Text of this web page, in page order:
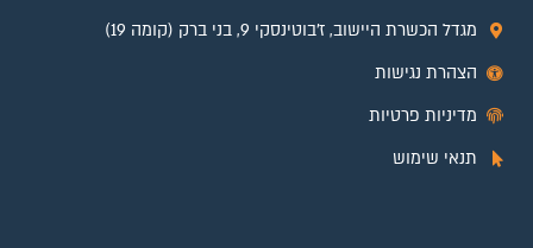
מגדל הכשרת היישוב, ז'בוטינסקי 9, בני ברק (קומה 19)
הצהרת נגישות
מדיניות פרטיות
תנאי שימוש